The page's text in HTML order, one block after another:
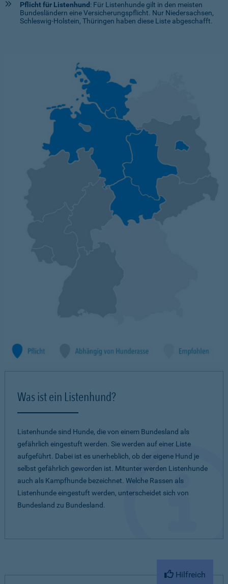
Pflicht für Listenhund : Für Listenhunde gilt in den meisten
Bundesländern eine Versicherungspflicht. Nur Niedersachsen,
Schleswig-Holstein, Thüringen haben diese Liste abgeschafft.
Was ist ein Listenhund?
Listenhunde sind Hunde, die von einem Bundesland als
gefährlich eingestuft werden. Sie werden auf einer Liste
aufgeführt. Dabei ist es unerheblich, ob der eigene Hund je
selbst gefährlich geworden ist. Mitunter werden Listenhunde
auch als Kampfhunde bezeichnet. Welche Rassen als
Listenhunde eingestuft werden, unterscheidet sich von
Bundesland zu Bundesland.
Hilfreich